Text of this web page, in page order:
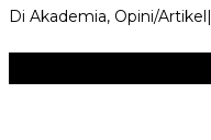
Di Akademia, Opini/Artikel|